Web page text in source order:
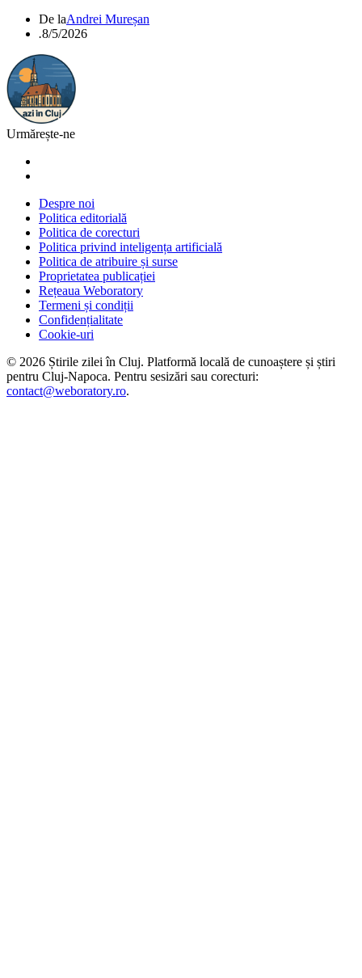
De laAndrei Mureșan
.8/5/2026
Urmărește-ne
Despre noi
Politica editorială
Politica de corecturi
Politica privind inteligența artificială
Politica de atribuire și surse
Proprietatea publicației
Rețeaua Weboratory
Termeni și condiții
Confidențialitate
Cookie-uri
© 2026 Știrile zilei în Cluj. Platformă locală de cunoaștere și știri
pentru Cluj-Napoca. Pentru sesizări sau corecturi:
contact@weboratory.ro.